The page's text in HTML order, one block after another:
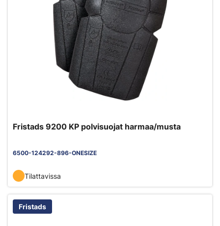
Fristads 9200 KP polvisuojat harmaa/musta
6500-124292-896-ONESIZE
Tilattavissa
Fristads